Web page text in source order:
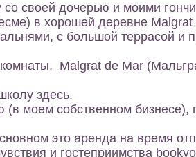
своей дочерью и моими
в хорошей деревне
с большой террасой
Malgrat de Mar
здесь.
моем собственном бизнесе),
это аренда на время
и гостеприимства